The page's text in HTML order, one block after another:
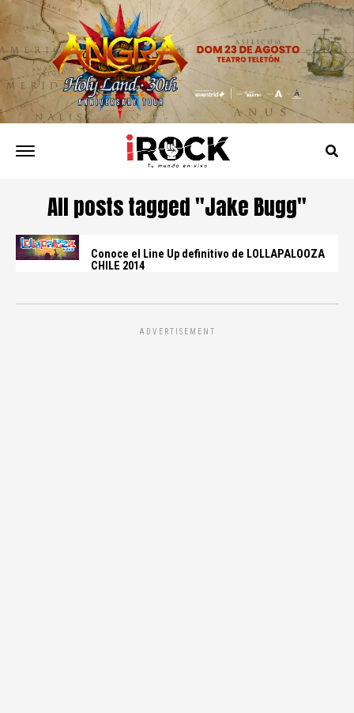
All posts tagged "Jake Bugg"
Conoce el Line Up definitivo de LOLLAPALOOZA
CHILE 2014
ADVERTISEMENT